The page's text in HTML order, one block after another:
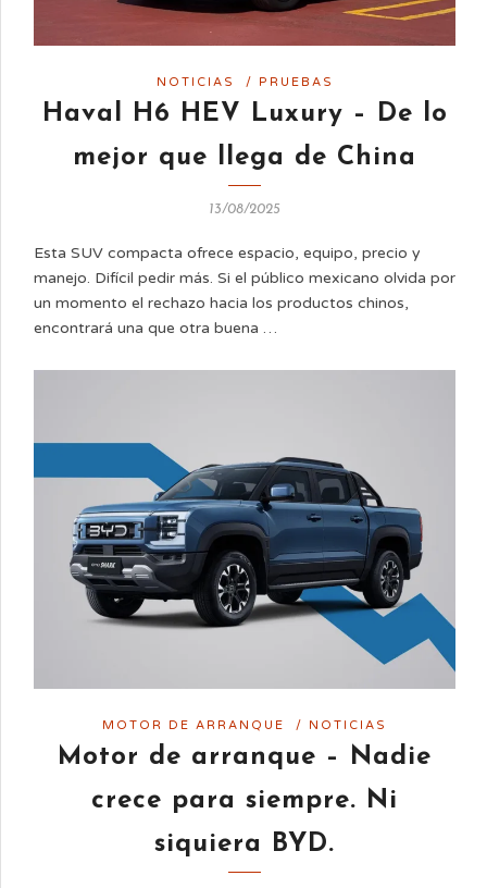
NOTICIAS / PRUEBAS
Haval H6 HEV Luxury – De lo
mejor que llega de China
13/08/2025
Esta SUV compacta ofrece espacio, equipo, precio y
manejo. Difícil pedir más. Si el público mexicano olvida por
un momento el rechazo hacia los productos chinos,
encontrará una que otra buena …
MOTOR DE ARRANQUE / NOTICIAS
Motor de arranque – Nadie
crece para siempre. Ni
siquiera BYD.